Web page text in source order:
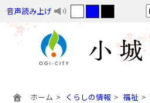
音声読み上げ
ホーム くらしの情報 福祉